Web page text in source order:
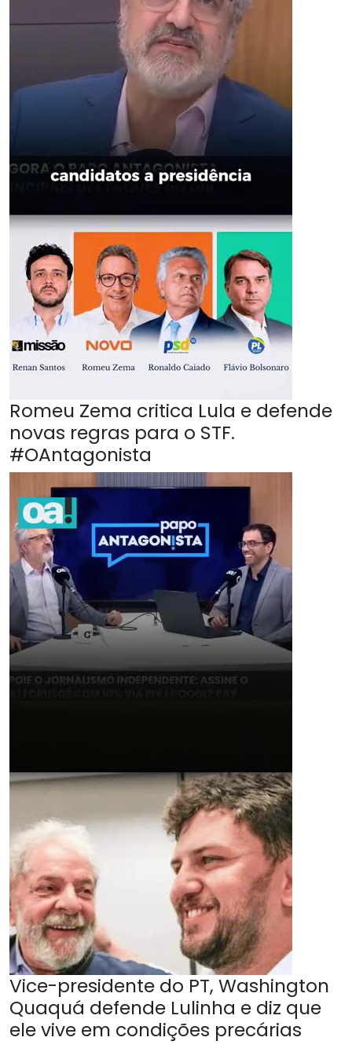
Romeu Zema critica Lula e defende
novas regras para o STF.
#OAntagonista
Vice-presidente do PT, Washington
Quaquá defende Lulinha e diz que
ele vive em condições precárias